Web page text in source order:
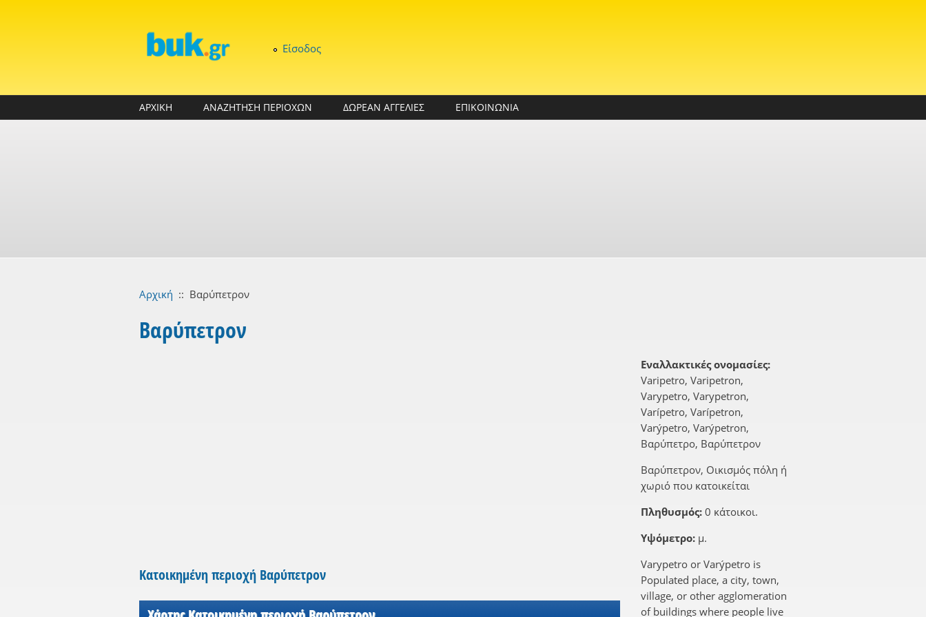
Είσοδος
ΑΡΧΙΚΗ ΑΝΑΖΗΤΗΣΗ ΠΕΡΙΟΧΩΝ ΔΩΡΕΑΝ ΑΓΓΕΛΙΕΣ ΕΠΙΚΟΙΝΩΝΙΑ
Αρχική :: Βαρύπετρον
Βαρύπετρον
Κατοικημένη περιοχή Βαρύπετρον
Εναλλακτικές ονομασίες:
Varipetro, Varipetron,
Varypetro, Varypetron,
Varípetro, Varípetron,
Varýpetro, Varýpetron,
Βαρύπετρο, Βαρύπετρον
Βαρύπετρον, Οικισμός πόλη ή
χωριό που κατοικείται
Πληθυσμός: 0 κάτοικοι.
Υψόμετρο: μ.
Varypetro or Varýpetro is
Populated place, a city, town,
village, or other agglomeration
of buildings where people live